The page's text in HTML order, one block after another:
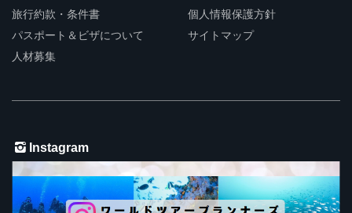
旅行約款・条件書
パスポート＆ビザについて
人材募集
個人情報保護方針
サイトマップ
Instagram